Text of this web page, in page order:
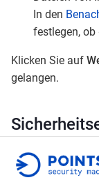
In den
festlegen, ob
Klicken Sie auf
gelangen.